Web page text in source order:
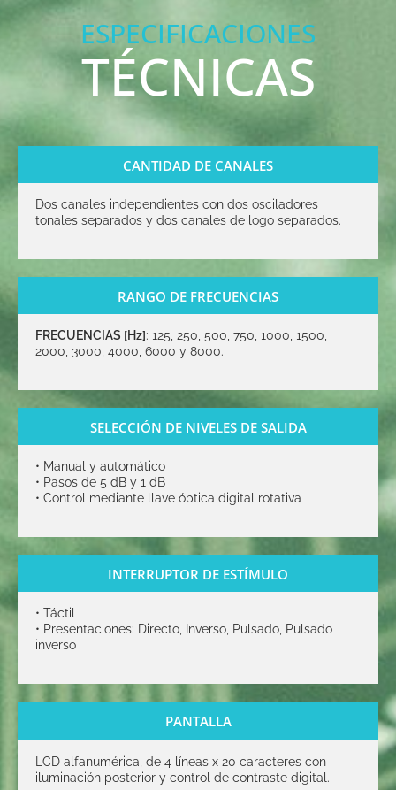
ESPECIFICACIONES
TÉCNICAS
CANTIDAD DE CANALES
Dos canales independientes con dos osciladores
tonales separados y dos canales de logo separados.
RANGO DE FRECUENCIAS
FRECUENCIAS [Hz]: 125, 250, 500, 750, 1000, 1500,
2000, 3000, 4000, 6000 y 8000.
SELECCIÓN DE NIVELES DE SALIDA
• Manual y automático
• Pasos de 5 dB y 1 dB
• Control mediante llave óptica digital rotativa
INTERRUPTOR DE ESTÍMULO
• Táctil
• Presentaciones: Directo, Inverso, Pulsado, Pulsado
inverso
PANTALLA
LCD alfanumérica, de 4 líneas x 20 caracteres con
iluminación posterior y control de contraste digital.